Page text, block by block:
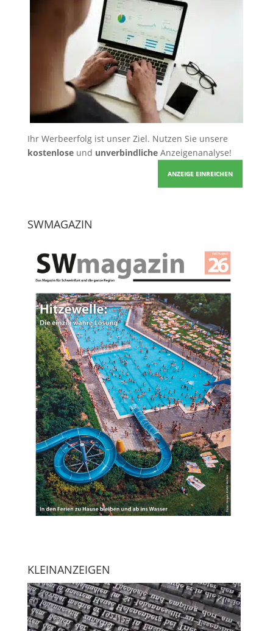
Ihr Werbeerfolg ist unser Ziel. Nutzen Sie unsere
kostenloseund unverbindlicheAnzeigenanalyse!
ANZEIGE EINREICHEN
SWMAGAZIN
KLEINANZEIGEN